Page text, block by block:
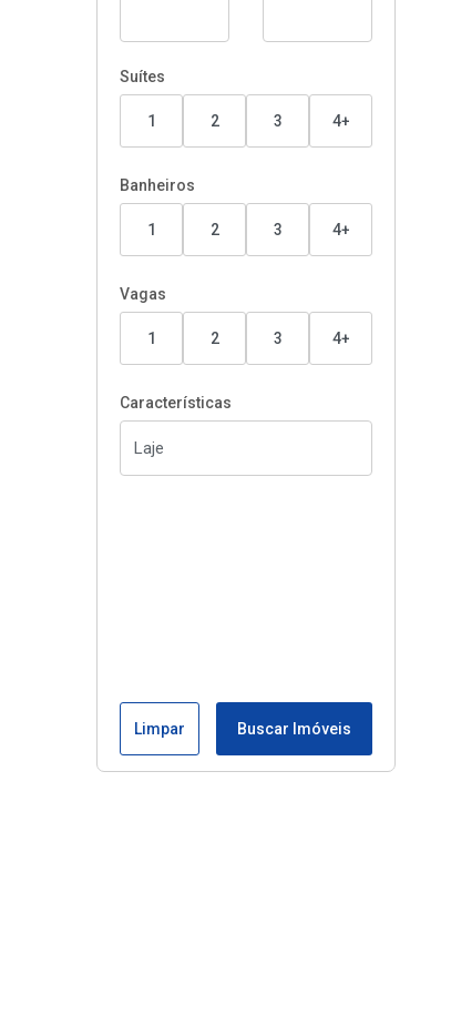
Suítes
1 2 3 4+
Banheiros
1 2 3 4+
Vagas
1 2 3 4+
Características
Limpar Buscar Imóveis